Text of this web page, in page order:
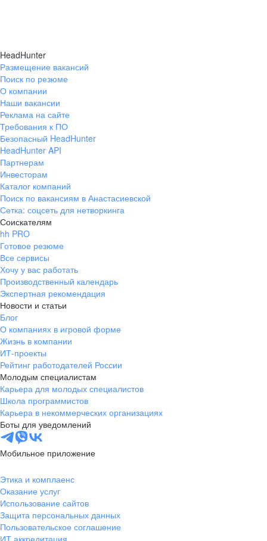
HeadHunter
Размещение вакансий
Поиск по резюме
О компании
Наши вакансии
Реклама на сайте
Требования к ПО
Безопасный HeadHunter
HeadHunter API
Партнерам
Инвесторам
Каталог компаний
Поиск по вакансиям в Анастасиевской
Сетка: соцсеть для нетворкинга
Соискателям
hh PRO
Готовое резюме
Все сервисы
Хочу у вас работать
Производственный календарь
Экспертная рекомендация
Новости и статьи
Блог
О компаниях в игровой форме
Жизнь в компании
ИТ-проекты
Рейтинг работодателей России
Молодым специалистам
Карьера для молодых специалистов
Школа программистов
Карьера в некоммерческих организациях
Боты для уведомлений
Мобильное приложение
Этика и комплаенс
Оказание услуг
Использование сайтов
Защита персональных данных
Пользовательское соглашение